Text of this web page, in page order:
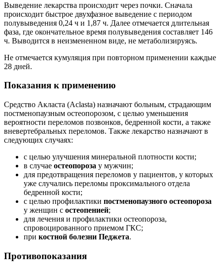
Выведение лекарства происходит через почки. Сначала
происходит быстрое двухфазное выведение с периодом
полувыведения 0,24 ч и 1,87 ч. Далее отмечается длительная
фаза, где окончательное время полувыведения составляет 146
ч. Выводится в неизмененном виде, не метаболизируясь.
Не отмечается кумуляция при повторном применении каждые
28 дней.
Показания к применению
Средство Акласта (Aclasta) назначают больным, страдающим
постменопаузным остеопорозом, с целью уменьшения
вероятности переломов позвонков, бедренной кости, а также
вневертебральных переломов. Также лекарство назначают в
следующих случаях:
с целью улучшения минеральной плотности кости;
в случае остеопороза у мужчин;
для предотвращения переломов у пациентов, у которых
уже случались переломы проксимального отдела
бедренной кости;
с целью профилактики постменопаузного остеопороза
у женщин с остеопенией;
для лечения и профилактики остеопороза,
спровоцированного приемом ГКС;
при костной болезни Педжета.
Противопоказания